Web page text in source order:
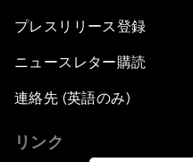
プレスリリース登録
ニュースレター購読
連絡先 (英語のみ)
リンク